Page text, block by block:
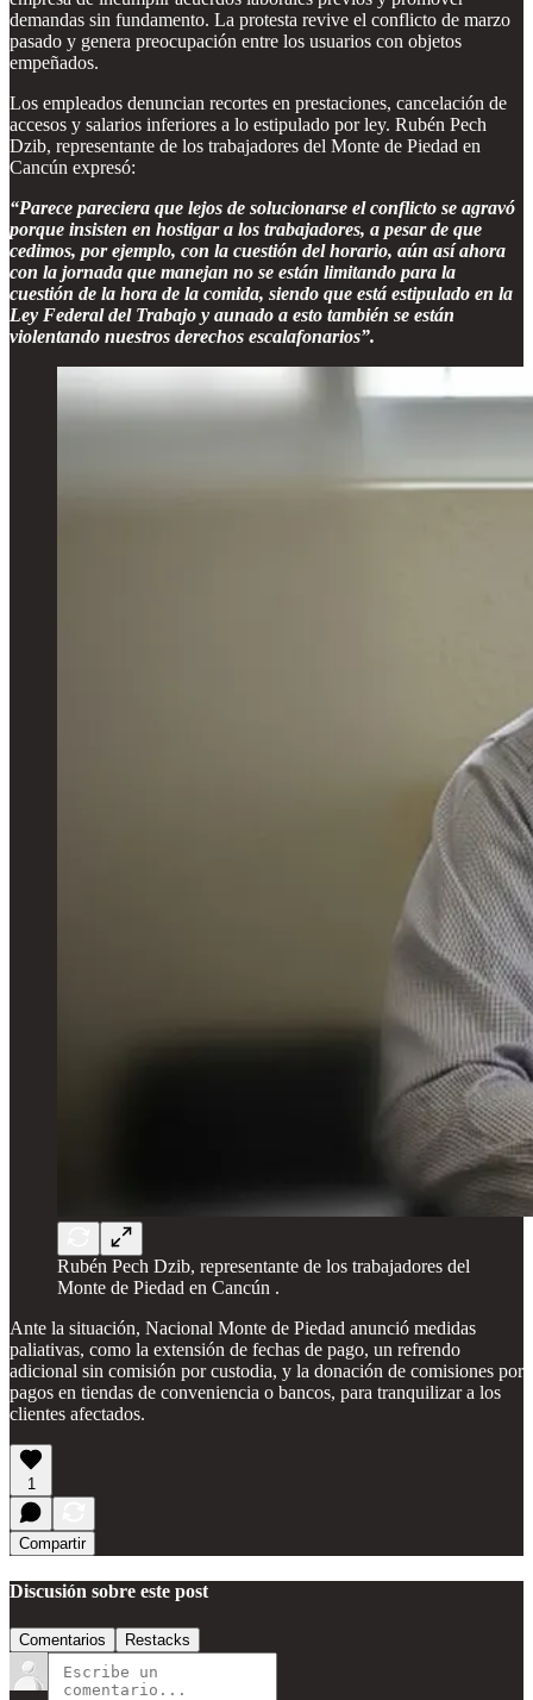
demandas sin fundamento. La protesta revive el conflicto de marzo
pasado y genera preocupación entre los usuarios con objetos
empeñados.
Los empleados denuncian recortes en prestaciones, cancelación de
accesos y salarios inferiores a lo estipulado por ley. Rubén Pech
Dzib, representante de los trabajadores del Monte de Piedad en
Cancún expresó:
“Parece pareciera que lejos de solucionarse el conflicto se agravó
porque insisten en hostigar a los trabajadores, a pesar de que
cedimos, por ejemplo, con la cuestión del horario, aún así ahora
con la jornada que manejan no se están limitando para la
cuestión de la hora de la comida, siendo que está estipulado en la
Ley Federal del Trabajo y aunado a esto también se están
violentando nuestros derechos escalafonarios”.
Rubén Pech Dzib, representante de los trabajadores del
Monte de Piedad en Cancún .
Ante la situación, Nacional Monte de Piedad anunció medidas
paliativas, como la extensión de fechas de pago, un refrendo
adicional sin comisión por custodia, y la donación de comisiones por
pagos en tiendas de conveniencia o bancos, para tranquilizar a los
clientes afectados.
1
Compartir
Discusión sobre este post
Comentarios Restacks